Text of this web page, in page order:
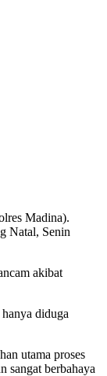
Madina).
Natal, Senin
akibat
diduga
utama proses
sangat berbahaya